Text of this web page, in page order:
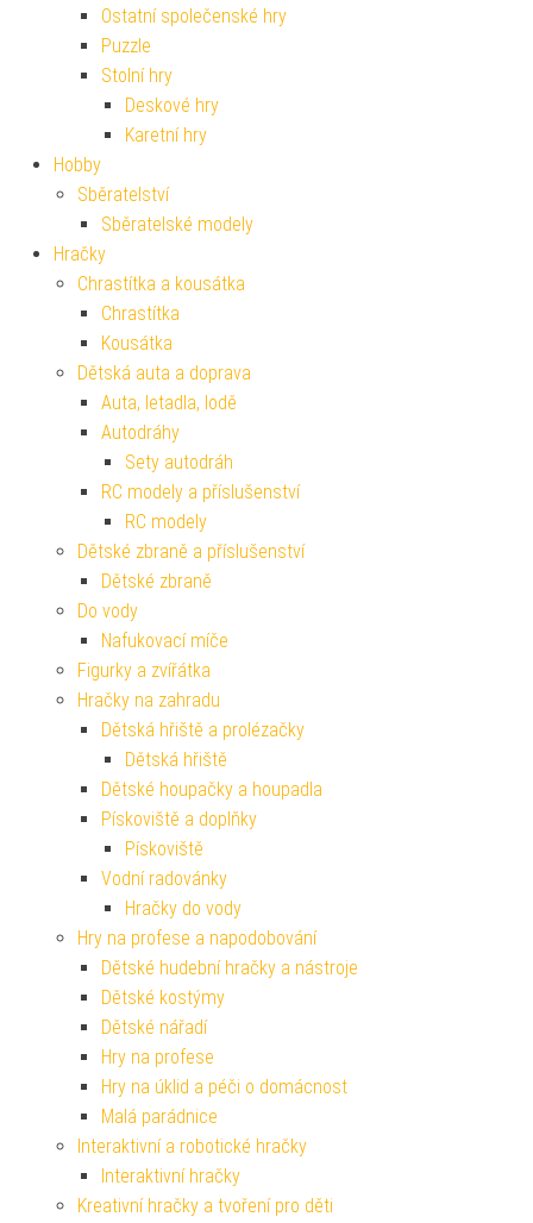
Ostatní společenské hry
Puzzle
Stolní hry
Deskové hry
Karetní hry
Hobby
Sběratelství
Sběratelské modely
Hračky
Chrastítka a kousátka
Chrastítka
Kousátka
Dětská auta a doprava
Auta, letadla, lodě
Autodráhy
Sety autodráh
RC modely a příslušenství
RC modely
Dětské zbraně a příslušenství
Dětské zbraně
Do vody
Nafukovací míče
Figurky a zvířátka
Hračky na zahradu
Dětská hřiště a prolézačky
Dětská hřiště
Dětské houpačky a houpadla
Pískoviště a doplňky
Pískoviště
Vodní radovánky
Hračky do vody
Hry na profese a napodobování
Dětské hudební hračky a nástroje
Dětské kostýmy
Dětské nářadí
Hry na profese
Hry na úklid a péči o domácnost
Malá parádnice
Interaktivní a robotické hračky
Interaktivní hračky
Kreativní hračky a tvoření pro děti